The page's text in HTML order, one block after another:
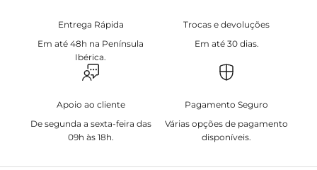
Entrega Rápida
Em até 48h na Península
Ibérica.
Trocas e devoluções
Em até 30 dias.
Apoio ao cliente
De segunda a sexta-feira das
09h às 18h.
Pagamento Seguro
Várias opções de pagamento
disponíveis.